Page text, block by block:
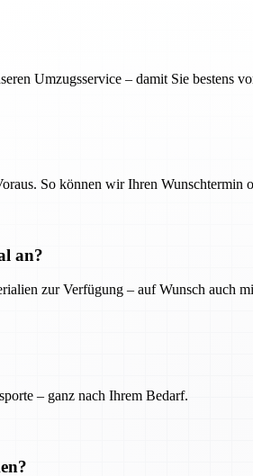
Umzugsservice – damit Sie bestens
So können wir Ihren Wunschtermin
an?
zur Verfügung – auf Wunsch auch
– ganz nach Ihrem Bedarf.